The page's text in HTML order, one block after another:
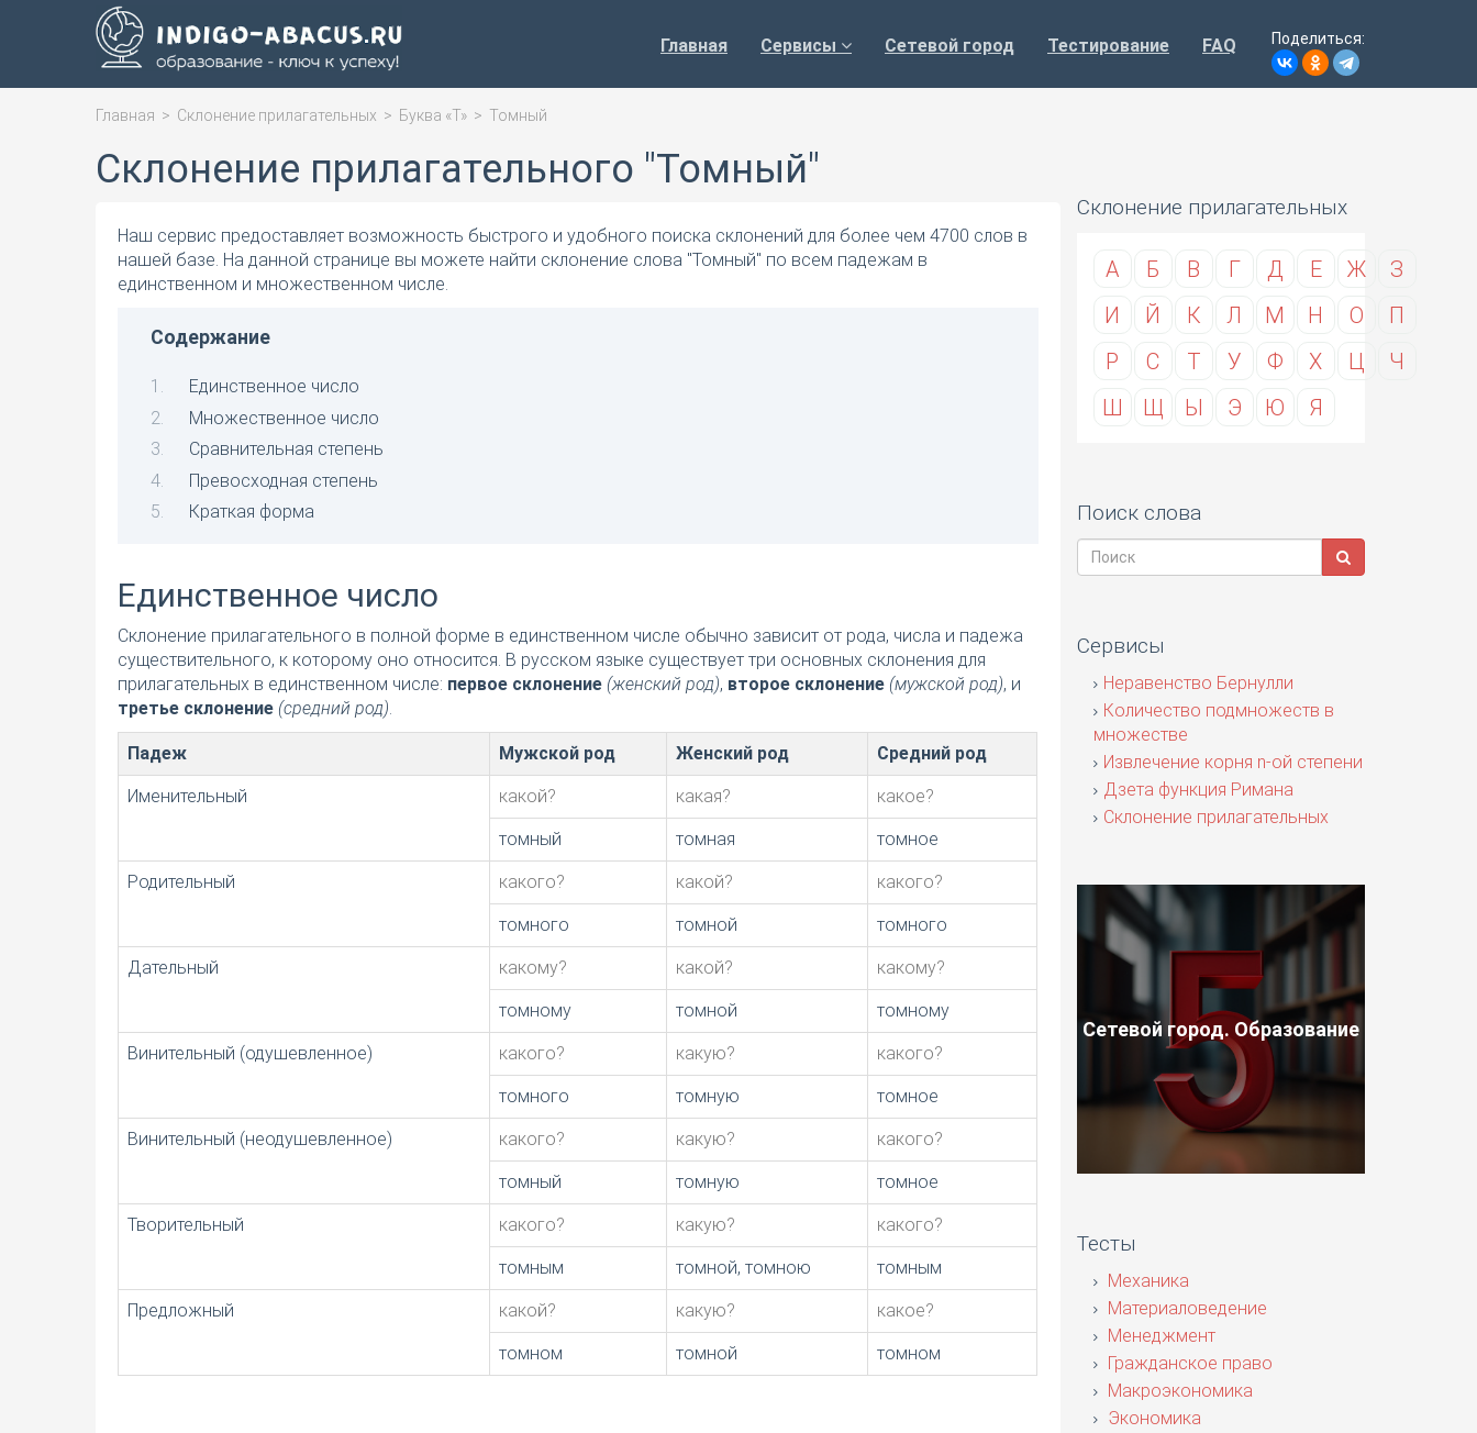
Главная Сервисы Сетевой город Тестирование FAQ Поделиться:
Главная > Склонение прилагательных > Буква «Т» > Томный
Склонение прилагательного "Томный"
Наш сервис предоставляет возможность быстрого и удобного поиска склонений для более чем 4700 слов в
нашей базе. На данной странице вы можете найти склонение слова "Томный" по всем падежам в
единственном и множественном числе.
Содержание
Единственное число
Множественное число
Сравнительная степень
Превосходная степень
Краткая форма
Единственное число
Склонение прилагательного в полной форме в единственном числе обычно зависит от рода, числа и падежа
существительного, к которому оно относится. В русском языке существует три основных склонения для
прилагательных в единственном числе: первое склонение (женский род), второе склонение (мужской род), и
третье склонение (средний род).
Падеж Мужской род Женский род Средний род
Именительный какой? какая? какое?
томный томная томное
Родительный какого? какой? какого?
томного томной томного
Дательный какому? какой? какому?
томному томной томному
Винительный (одушевленное) какого? какую? какого?
томного томную томное
Винительный (неодушевленное) какого? какую? какого?
томный томную томное
Творительный какого? какую? какого?
томным томной, томною томным
Предложный какой? какую? какое?
томном томной томном
Склонение прилагательных
А Б В Г Д Е Ж
З
И
Й К Л М Н О
П
Р
С Т У Ф Х Ц
Ч
Ш
Щ Ы Э Ю Я
Поиск слова
Сервисы
Неравенство Бернулли
Количество подмножеств в
множестве
Извлечение корня n-ой степени
Дзета функция Римана
Склонение прилагательных
Сетевой город. Образование
Тесты
Механика
Материаловедение
Менеджмент
Гражданское право
Макроэкономика
Экономика